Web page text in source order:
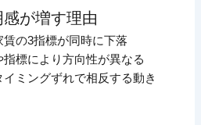
が増す理由
の3指標が同時に下落
指標により方向性が異なる
ミングずれで相反する動き